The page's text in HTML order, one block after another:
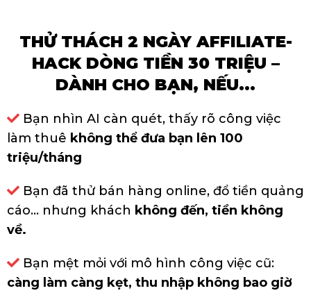
THỬ THÁCH 2 NGÀY AFFILIATE-
HACK DÒNG TIỀN 30 TRIỆU –
DÀNH CHO BẠN, NẾU...
Bạn nhìn AI càn quét, thấy rõ công việc
làm thuê không thể đưa bạn lên 100
triệu/tháng
Bạn đã thử bán hàng online, đổ tiền quảng
cáo… nhưng khách không đến, tiền không
về.
Bạn mệt mỏi với mô hình công việc cũ:
càng làm càng kẹt, thu nhập không bao giờ